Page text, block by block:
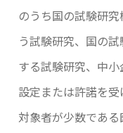
のうち国の試験研
う試験研究、国の
する試験研究、中
設定または許諾を
対象者が少数であ